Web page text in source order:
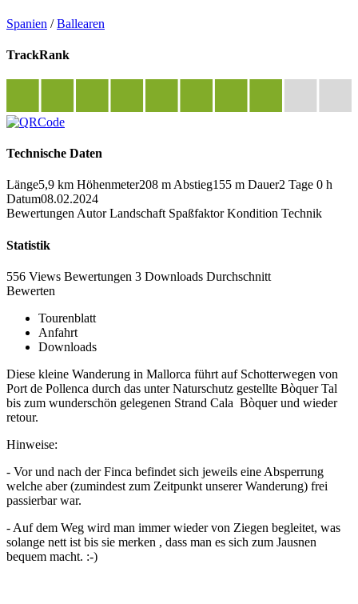
Spanien /Ballearen
TrackRank
Technische Daten
Länge5,9 km Höhenmeter208 m Abstieg155 m Dauer2 Tage 0 h
Datum08.02.2024
Bewertungen Autor Landschaft Spaßfaktor Kondition Technik
Statistik
556 Views Bewertungen 3 Downloads Durchschnitt
Bewerten
Tourenblatt
Anfahrt
Downloads
Diese kleine Wanderung in Mallorca führt auf Schotterwegen von
Port de Pollenca durch das unter Naturschutz gestellte Bòquer Tal
bis zum wunderschön gelegenen Strand Cala Bòquer und wieder
retour.
Hinweise:
- Vor und nach der Finca befindet sich jeweils eine Absperrung
welche aber (zumindest zum Zeitpunkt unserer Wanderung) frei
passierbar war.
- Auf dem Weg wird man immer wieder von Ziegen begleitet, was
solange nett ist bis sie merken , dass man es sich zum Jausnen
bequem macht. :-)